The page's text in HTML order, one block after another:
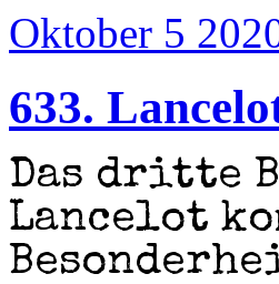
Oktober 5
633.
Das dritte
Lancelot